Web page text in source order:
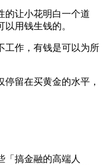
的让小花明白一个道
用钱生钱的。
工作，有钱是可以为所
留在买黄金的水平，
「搞金融的高端人